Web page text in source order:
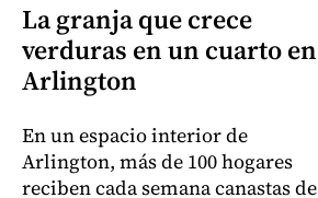
La granja que crece
verduras en un cuarto en
Arlington
En un espacio interior de
Arlington, más de 100 hogares
reciben cada semana canastas de